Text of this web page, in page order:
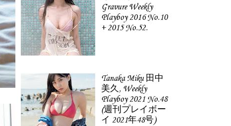
Gravure Weekly
Playboy 2016 No.10
+ 2015 No.52.
Tanaka Miku 田中
美久, Weekly
Playboy 2021 No.48
(週刊プレイボー
イ 2021年48号)